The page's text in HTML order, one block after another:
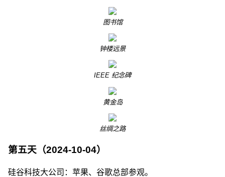
图书馆
钟楼远景
IEEE 纪念碑
黄金岛
丝绸之路
第五天（2024-10-04）
硅谷科技大公司：苹果、谷歌总部参观。